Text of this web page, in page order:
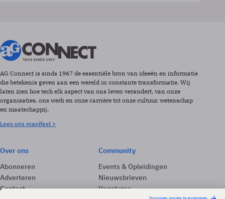
AG Connect is sinds 1967 de essentiële bron van ideeën en informatie
die betekenis geven aan een wereld in constante transformatie. Wij
laten zien hoe tech elk aspect van ons leven verandert, van onze
organisaties, ons werk en onze carrière tot onze cultuur, wetenschap
en maatschappij.
Lees ons manifest >
Over ons
Abonneren
Adverteren
Contact
Community
Events & Opleidingen
Nieuwsbrieven
Vacatures